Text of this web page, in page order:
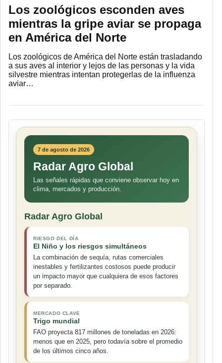
Los zoológicos esconden aves
mientras la gripe aviar se propaga
en América del Norte
Los zoológicos de América del Norte están trasladando
a sus aves al interior y lejos de las personas y la vida
silvestre mientras intentan protegerlas de la influenza
aviar…
7 de agosto de 2026
Radar Agro Global
Las señales rápidas que conviene observar hoy en
clima, mercados y producción.
Radar Agro Global
RIESGO DEL DÍA
El Niño y los riesgos simultáneos
La combinación de sequía, rutas comerciales
inestables y fertilizantes costosos puede producir
un impacto mayor que cualquiera de esos factores
por separado.
MERCADO CLAVE
Trigo mundial
FAO proyecta 817 millones de toneladas en 2026:
menos que en 2025, pero todavía sobre el promedio
de los últimos cinco años.